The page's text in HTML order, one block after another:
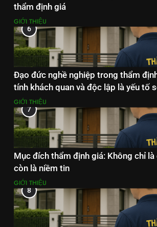
thẩm định giá
GIỚI THIỆU
6
Đạo đức nghề nghiệp trong thẩm
tính khách quan và độc lập là yếu tố
GIỚI THIỆU
7
Mục đích thẩm định giá: Không chỉ
còn là niềm tin
GIỚI THIỆU
8